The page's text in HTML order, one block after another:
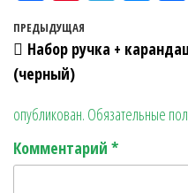
ce
bo
ok
nt
er
es
t
gr se
r
Навигация по
Предыдущая запись
ПРЕДЫДУЩАЯ
Набор ручка +
(черный)
опубликован. Обязательные
Комментарий *